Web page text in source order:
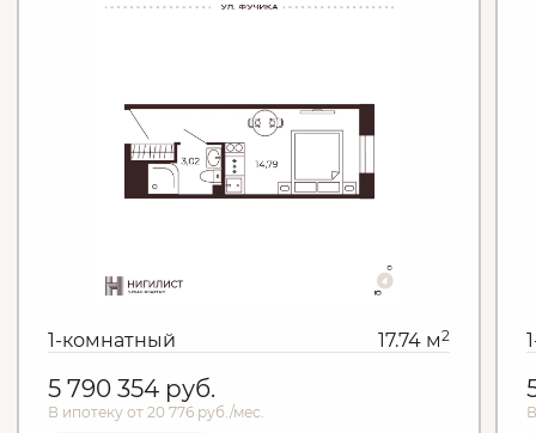
1-комнатный 17.74 м2
5 790 354 руб.
В ипотеку от 20 776 руб./мес.